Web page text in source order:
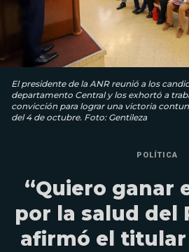
El presidente de la ANR reunió a los
departamento Central y los exhortó a
convicción para lograr una victoria
del 4 de octubre. Foto: Gentileza
POLÍTICA
“Quiero ganar
por la salud del
afirmó el titular